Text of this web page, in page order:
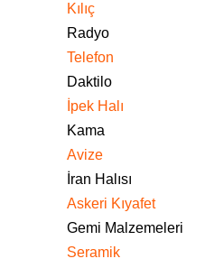
Kılıç
Radyo
Telefon
Daktilo
İpek Halı
Kama
Avize
İran Halısı
Askeri Kıyafet
Gemi Malzemeleri
Seramik